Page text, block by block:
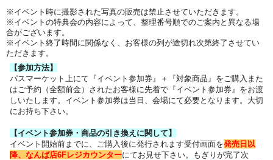
※イベント時に撮影された写真の販売は禁止させていただきます。
※イベントの特典会の内容によって、整理番号順でのご案内と異なる場
合がございます。
※イベント終了時間に関係なく、お客様の列が途切れ次第終了させてい
ただきます。
【参加方法】
パスマーケット上にて『イベント参加券』＋『対象商品』をご購入また
はご予約（全額前金）されたお客様に先着で『イベント参加券』をお渡
しいたします。イベント参加券は当日、会場にて必要となります。大切
にお持ち下さい。
【イベント参加券・商品の引き換えに関して】
イベント開始前までに、ご購入後に発行されます受付画面を発売日以
降、なんば店6Fレジカウンターにてお見せ下さい。もぎりが完了次